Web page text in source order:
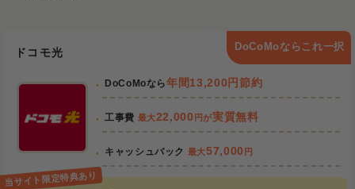
ドコモ光
DoCoMoならこれ一択
DoCoMoなら年間13,200円節約
工事費 最大22,000 円が実質無料
キャッシュバック 最大57,000 円